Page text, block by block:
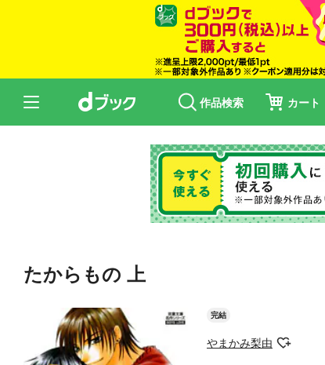
作品検索 カート
たからもの 上
完結
やまかみ梨由